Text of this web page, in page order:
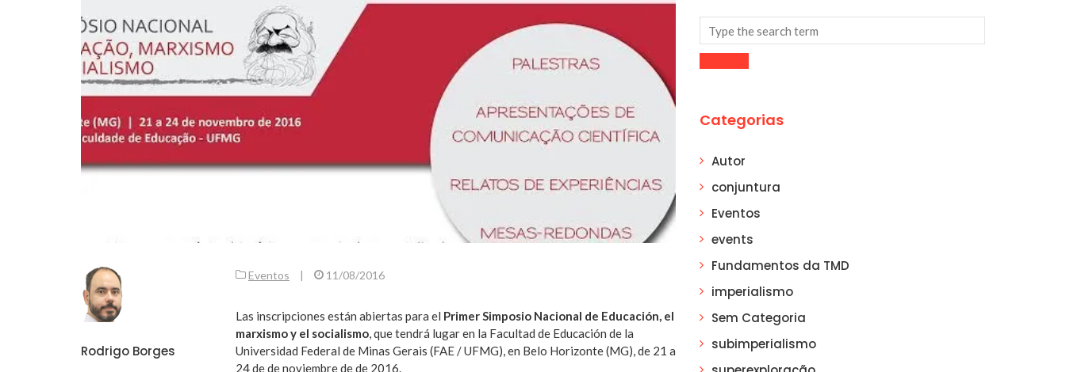
Rodrigo Borges
Eventos | 11/08/2016
Las inscripciones están abiertas para el Primer Simposio Nacional de Educación, el
marxismo y el socialismo, que tendrá lugar en la Facultad de Educación de la
Universidad Federal de Minas Gerais (FAE / UFMG), en Belo Horizonte (MG), de 21 a
24 de de noviembre de de 2016.
Categorias
Autor
conjuntura
Eventos
events
Fundamentos da TMD
imperialismo
Sem Categoria
subimperialismo